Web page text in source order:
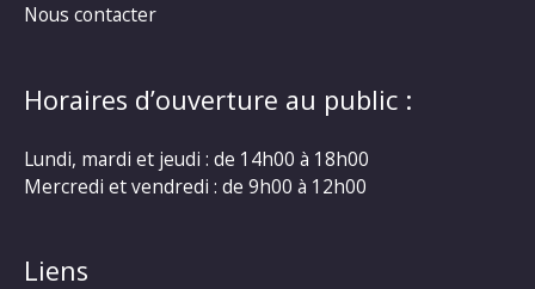
Nous contacter
Horaires d’ouverture au public :
Lundi, mardi et jeudi : de 14h00 à 18h00
Mercredi et vendredi : de 9h00 à 12h00
Liens